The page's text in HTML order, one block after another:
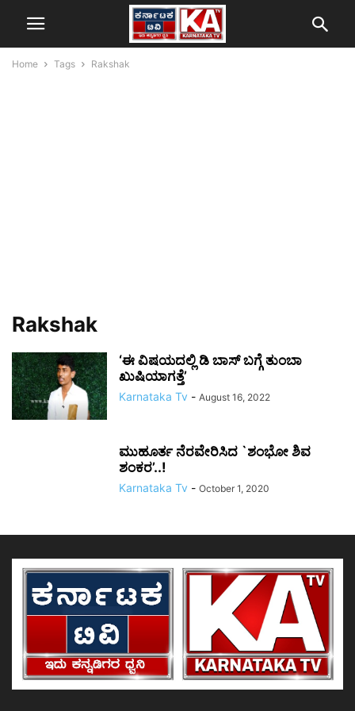
Home Tags Rakshak
Rakshak
‘ಈ ವಿಷಯದಲ್ಲಿ ಡಿ ಬಾಸ್ ಬಗ್ಗೆ ತುಂಬಾ
ಖುಷಿಯಾಗತ್ತೆ’
Karnataka Tv - August 16, 2022
ಮುಹೂರ್ತ ನೆರವೇರಿಸಿದ `ಶಂಭೋ ಶಿವ
ಶಂಕರ’..!
Karnataka Tv - October 1, 2020